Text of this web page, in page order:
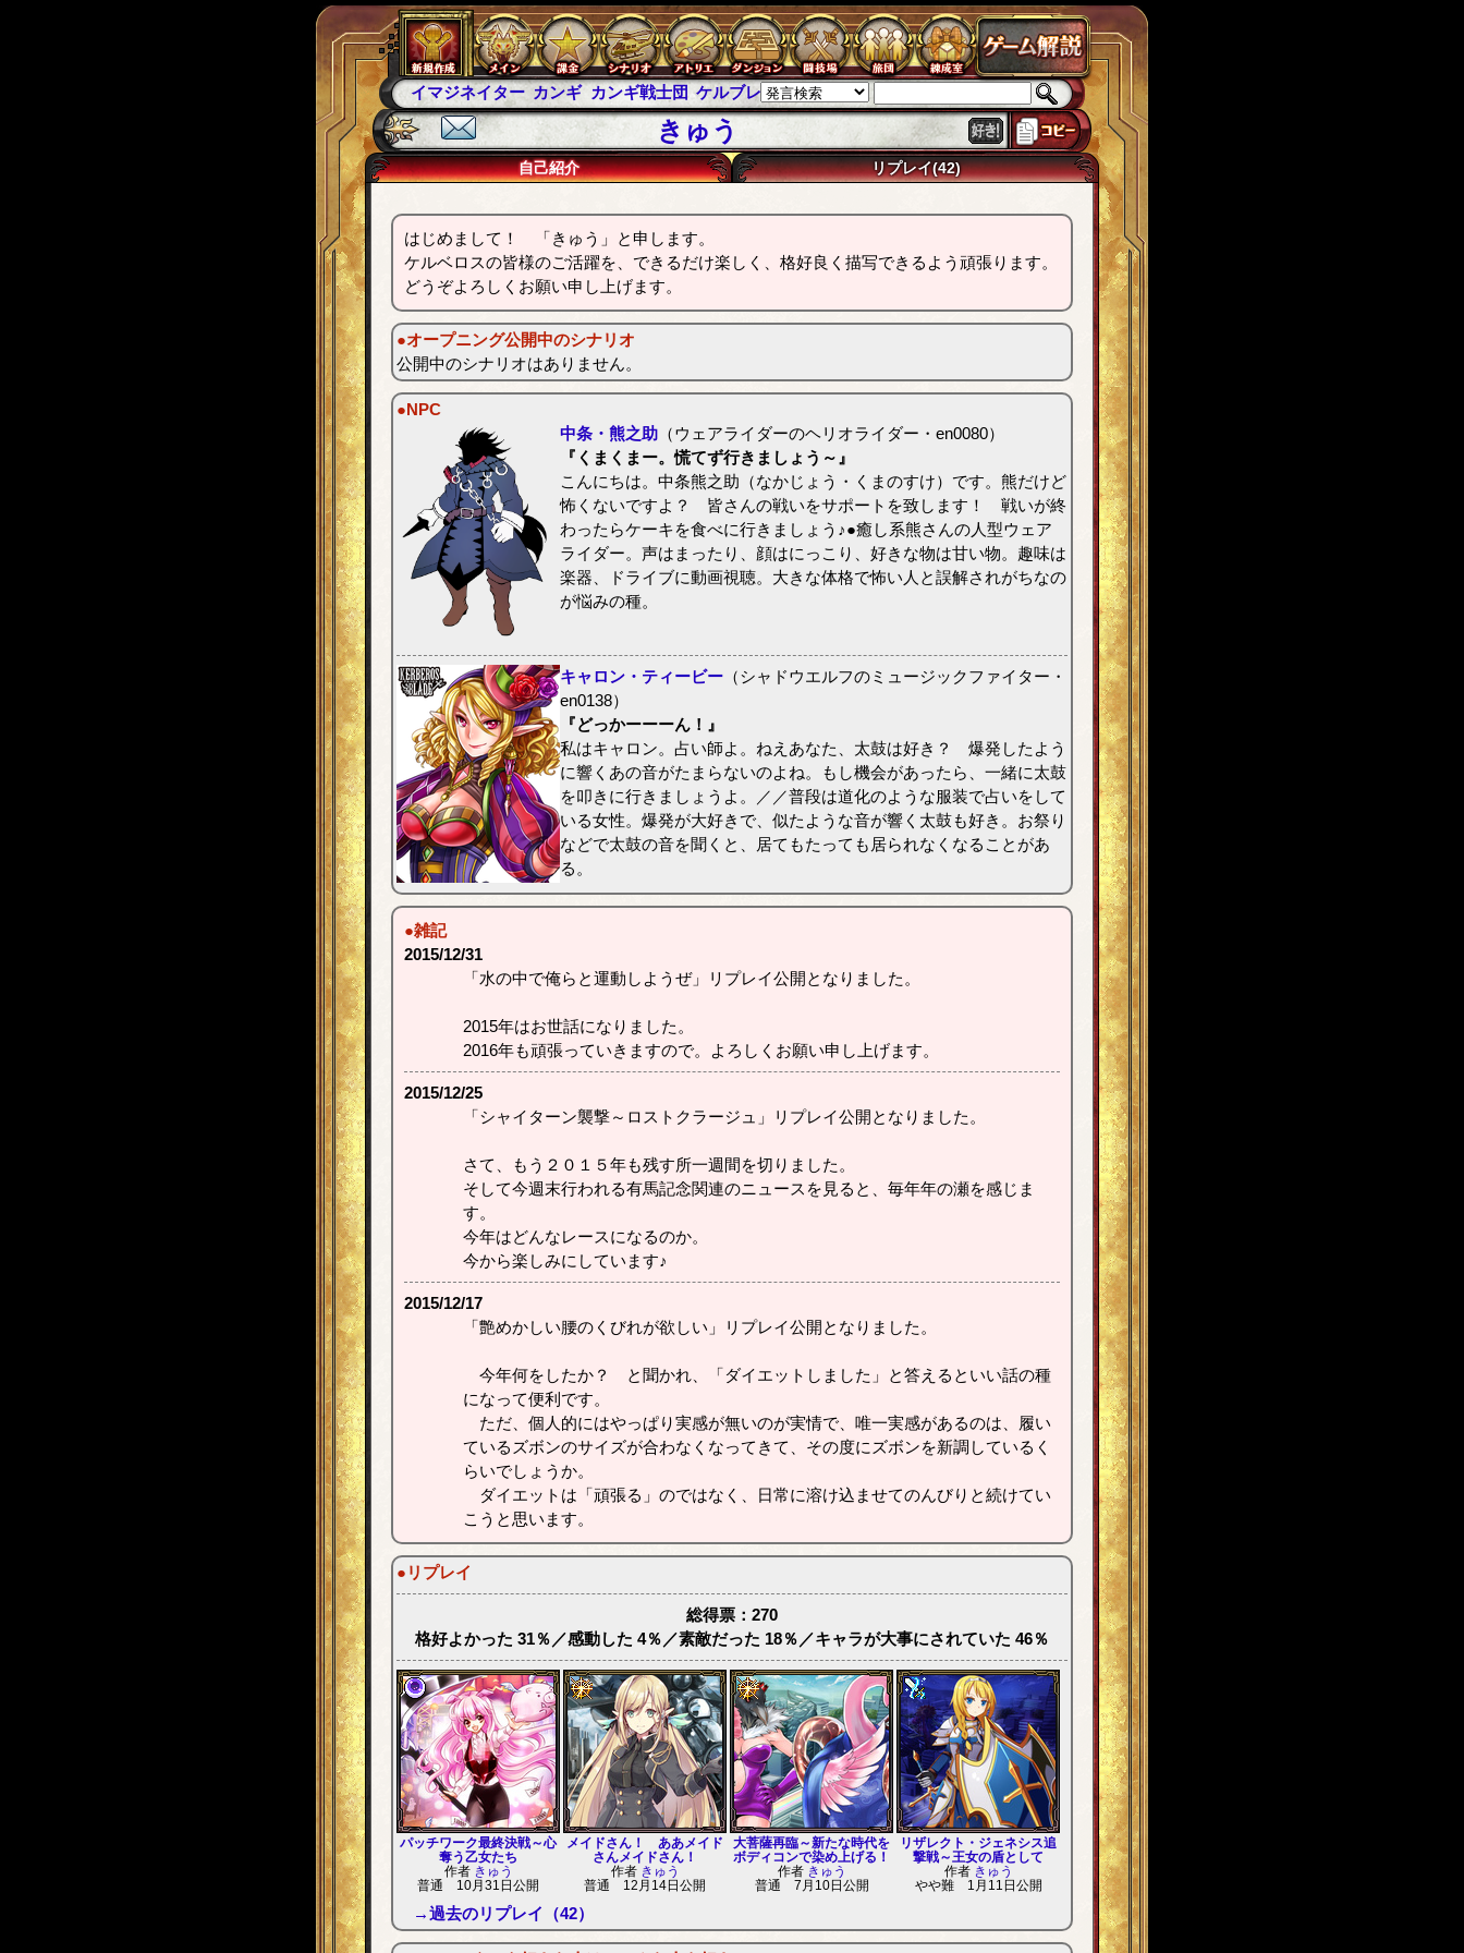
イマジネイター カンギ カンギ戦士団 ケルブレ ケルベロスブレイド チェインパラドクス
きゅう
自己紹介 リプレイ(42)
はじめまして！ 「きゅう」と申します。
ケルベロスの皆様のご活躍を、できるだけ楽しく、格好良く描写できるよう頑張ります。
どうぞよろしくお願い申し上げます。
●オープニング公開中のシナリオ
公開中のシナリオはありません。
●NPC
中条・熊之助 （ウェアライダーのヘリオライダー・en0080）
『くまくまー。慌てず行きましょう～』
こんにちは。中条熊之助（なかじょう・くまのすけ）です。熊だけど
怖くないですよ？ 皆さんの戦いをサポートを致します！ 戦いが終
わったらケーキを食べに行きましょう♪●癒し系熊さんの人型ウェア
ライダー。声はまったり、顔はにっこり、好きな物は甘い物。趣味は
楽器、ドライブに動画視聴。大きな体格で怖い人と誤解されがちなの
が悩みの種。
キャロン・ティービー （シャドウエルフのミュージックファイター・
en0138）
『どっかーーーん！』
私はキャロン。占い師よ。ねえあなた、太鼓は好き？ 爆発したよう
に響くあの音がたまらないのよね。もし機会があったら、一緒に太鼓
を叩きに行きましょうよ。／／普段は道化のような服装で占いをして
いる女性。爆発が大好きで、似たような音が響く太鼓も好き。お祭り
などで太鼓の音を聞くと、居てもたっても居られなくなることがあ
る。
●雑記
2015/12/31
「水の中で俺らと運動しようぜ」リプレイ公開となりました。
2015年はお世話になりました。
2016年も頑張っていきますので。よろしくお願い申し上げます。
2015/12/25
「シャイターン襲撃～ロストクラージュ」リプレイ公開となりました。
さて、もう２０１５年も残す所一週間を切りました。
そして今週末行われる有馬記念関連のニュースを見ると、毎年年の瀬を感じま
す。
今年はどんなレースになるのか。
今から楽しみにしています♪
2015/12/17
「艶めかしい腰のくびれが欲しい」リプレイ公開となりました。
今年何をしたか？ と聞かれ、「ダイエットしました」と答えるといい話の種
になって便利です。
ただ、個人的にはやっぱり実感が無いのが実情で、唯一実感があるのは、履い
ているズボンのサイズが合わなくなってきて、その度にズボンを新調しているく
らいでしょうか。
ダイエットは「頑張る」のではなく、日常に溶け込ませてのんびりと続けてい
こうと思います。
●リプレイ
総得票：270
格好よかった 31％／感動した 4％／素敵だった 18％／キャラが大事にされていた 46％
パッチワーク最終決戦～心
奪う乙女たち
作者 きゅう
普通 10月31日公開
メイドさん！ ああメイド
さんメイドさん！
作者 きゅう
普通 12月14日公開
大菩薩再臨～新たな時代を
ボディコンで染め上げる！
作者 きゅう
普通 7月10日公開
リザレクト・ジェネシス追
撃戦～王女の盾として
作者 きゅう
やや難 1月11日公開
→過去のリプレイ（42）